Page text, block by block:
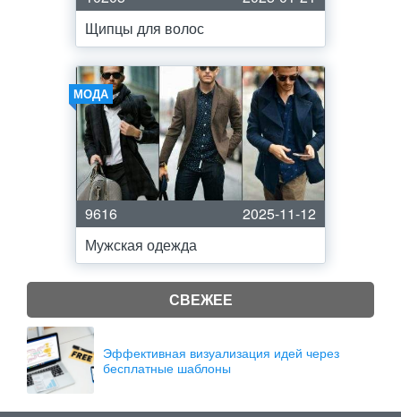
Щипцы для волос
МОДА
9616
2025-11-12
Мужская одежда
СВЕЖЕЕ
Эффективная визуализация идей через
бесплатные шаблоны